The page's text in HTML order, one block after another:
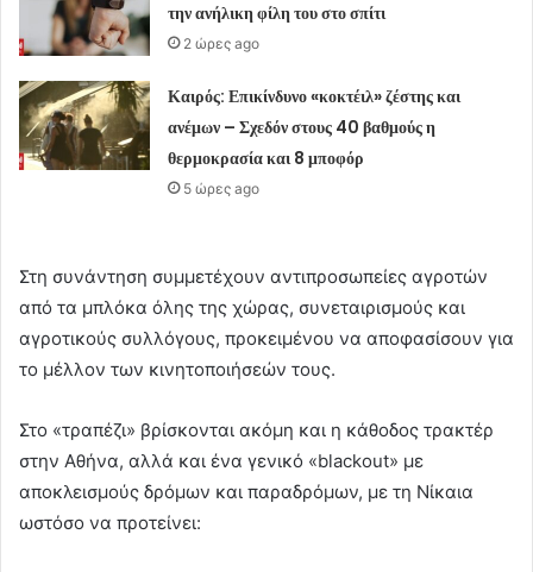
την ανήλικη φίλη του στο σπίτι
2 ώρες ago
Καιρός: Επικίνδυνο «κοκτέιλ» ζέστης και
ανέμων – Σχεδόν στους 40 βαθμούς η
θερμοκρασία και 8 μποφόρ
5 ώρες ago
Στη συνάντηση συμμετέχουν αντιπροσωπείες αγροτών
από τα μπλόκα όλης της χώρας, συνεταιρισμούς και
αγροτικούς συλλόγους, προκειμένου να αποφασίσουν για
το μέλλον των κινητοποιήσεών τους.
Στο «τραπέζι» βρίσκονται ακόμη και η κάθοδος τρακτέρ
στην Αθήνα, αλλά και ένα γενικό «blackout» με
αποκλεισμούς δρόμων και παραδρόμων, με τη Νίκαια
ωστόσο να προτείνει: